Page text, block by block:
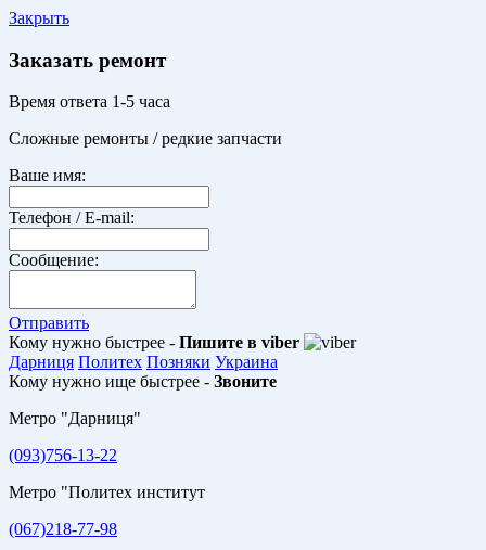
Закрыть
Заказать ремонт
Время ответа 1-5 часа
Сложные ремонты / редкие запчасти
Ваше имя:
Телефон / E-mail:
Сообщение:
Отправить
Кому нужно быстрее - Пишите в viber
Дарниця Политех Позняки Украина
Кому нужно ище быстрее - Звоните
Метро "Дарниця"
(093)756-13-22
Метро "Политех институт
(067)218-77-98